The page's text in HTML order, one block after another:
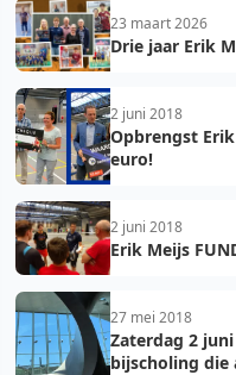
23 maart 2026
Drie jaar Erik
2 juni 2018
Opbrengst Erik
euro!
2 juni 2018
Erik Meijs
27 mei 2018
Zaterdag 2
bijscholing die